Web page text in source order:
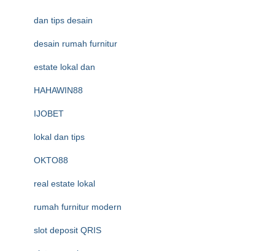
dan tips desain
desain rumah furnitur
estate lokal dan
HAHAWIN88
IJOBET
lokal dan tips
OKTO88
real estate lokal
rumah furnitur modern
slot deposit QRIS